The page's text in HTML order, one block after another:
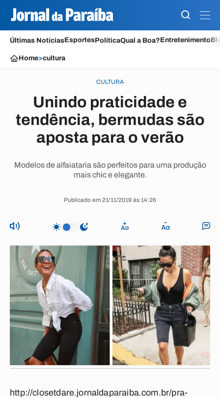
Últimas NotíciasEsportesPolíticaQual a Boa?Entretenimento
Home>cultura
CULTURA
Unindo praticidade e
tendência, bermudas são
aposta para o verão
Modelos de alfaiataria são perfeitos para uma produção
mais chic e elegante.
Publicado em 21/11/2019 às 14:26
http://closetdare.jornaldaparaiba.com.br/pra-